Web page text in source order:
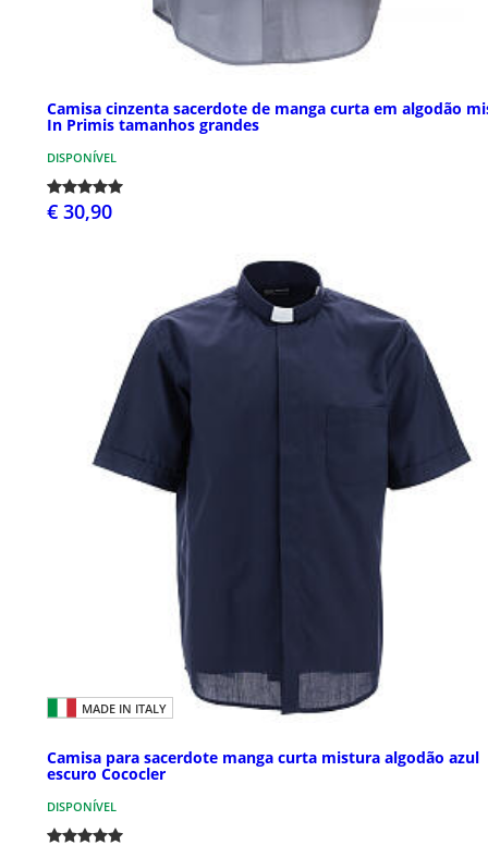
Camisa cinzenta sacerdote de manga curta em algodão
In Primis tamanhos grandes
DISPONÍVEL
€ 30,90
MADE IN ITALY
Camisa para sacerdote manga curta mistura algodão azul
escuro Cococler
DISPONÍVEL